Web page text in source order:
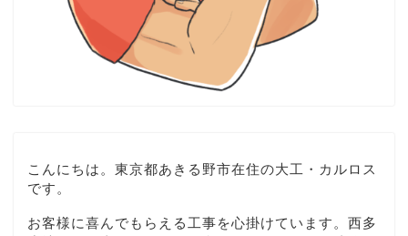
こんにちは。東京都あきる野市在住の大工・カルロス
です。
お客様に喜んでもらえる工事を心掛けています。西多